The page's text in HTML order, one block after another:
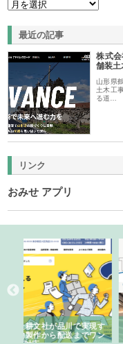
最近の記事
株式
舗装土
山形県
土木工
る道…
リンク
おみせ アプリ
株式会社スプリングエフ
れる理由とOEMアパレ